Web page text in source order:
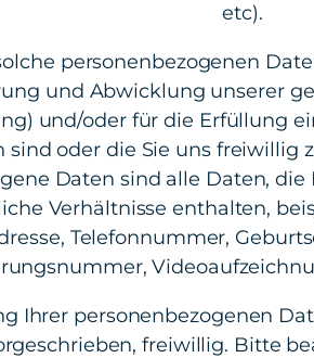
etc).
personenbezogenen
und Abwicklung unserer
und/oder für die Erfüllung
sind oder die Sie uns freiwillig
Daten sind alle Daten,
Verhältnisse enthalten,
Telefonnummer,
Ihrer personenbezogenen
freiwillig. Bitte